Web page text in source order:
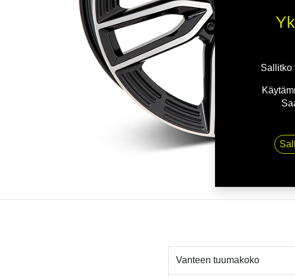
Vanteen tuumakoko
Sallitko